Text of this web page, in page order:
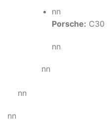
nn
Porsche: C30
nn
nn
nn
nn